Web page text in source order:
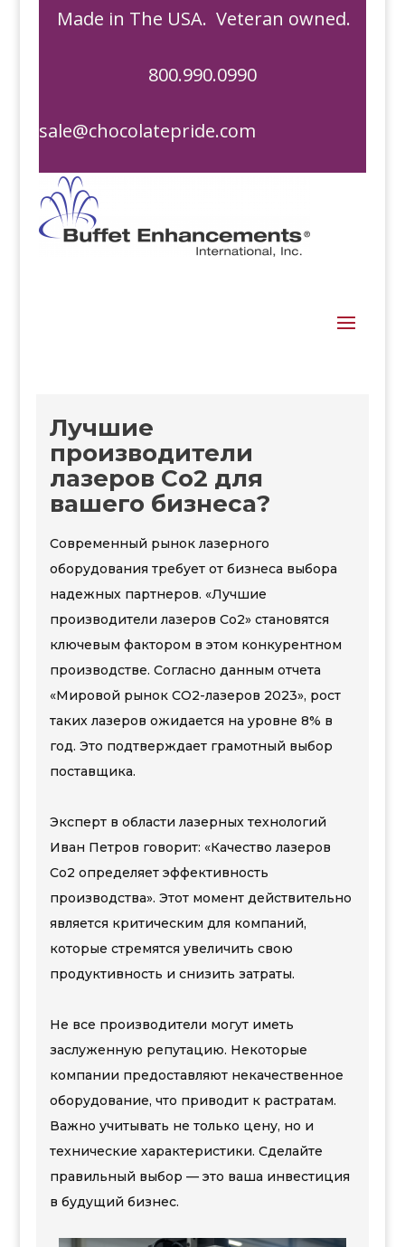
Made in The USA. Veteran owned.
800.990.0990
sale@chocolatepride.com
Лучшие
производители
лазеров Co2 для
вашего бизнеса?
Современный рынок лазерного
оборудования требует от бизнеса выбора
надежных партнеров. «Лучшие
производители лазеров Co2» становятся
ключевым фактором в этом конкурентном
производстве. Согласно данным отчета
«Мировой рынок CO2-лазеров 2023», рост
таких лазеров ожидается на уровне 8% в
год. Это подтверждает грамотный выбор
поставщика.
Эксперт в области лазерных технологий
Иван Петров говорит: «Качество лазеров
Co2 определяет эффективность
производства». Этот момент действительно
является критическим для компаний,
которые стремятся увеличить свою
продуктивность и снизить затраты.
Не все производители могут иметь
заслуженную репутацию. Некоторые
компании предоставляют некачественное
оборудование, что приводит к растратам.
Важно учитывать не только цену, но и
технические характеристики. Сделайте
правильный выбор — это ваша инвестиция
в будущий бизнес.